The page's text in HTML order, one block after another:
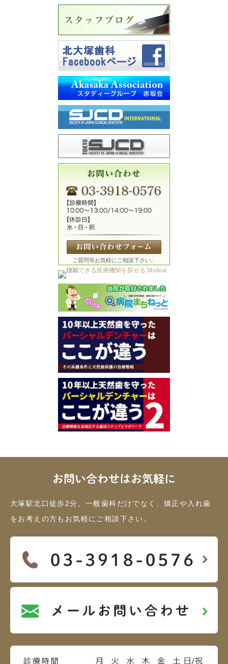
ご質問等お気軽にご相談下さい。
お問い合わせはお気軽に
大塚駅北口徒歩2分。一般歯科だけでなく、矯正や入れ歯
をお考えの方もお気軽にご相談下さい。